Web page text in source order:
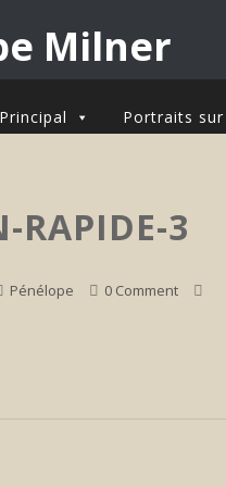
Milner
Portraits
RAPIDE-3
Pénélope 0 Comment